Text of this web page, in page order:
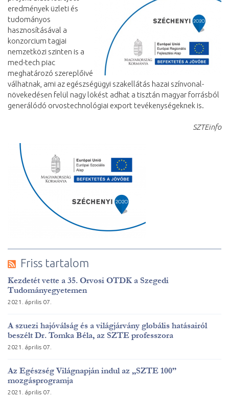
eredmények üzleti és
tudományos
hasznosításával a
konzorcium tagjai
nemzetközi szinten is a
med-tech piac
meghatározó szereplőivé
válhatnak, ami az egészségügyi szakellátás hazai színvonal-
növekedésen felül nagy lökést adhat a tisztán magyar forrásból
generálódó orvostechnológiai export tevékenységeknek is.
SZTEinfo
Friss tartalom
Kezdetét vette a 35. Orvosi OTDK a Szegedi
Tudományegyetemen
2021. április 07.
A szuezi hajóválság és a világjárvány globális hatásairól
beszélt Dr. Tomka Béla, az SZTE professzora
2021. április 07.
Az Egészség Világnapján indul az „SZTE 100”
mozgásprogramja
2021. április 07.